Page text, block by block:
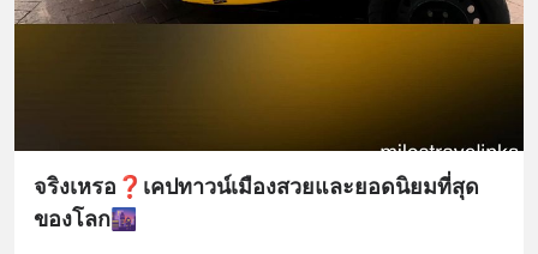
จริงเหรอ❓เคปทาวน์เมืองสวยและยอดนิยมที่สุด
ของโลก🌆